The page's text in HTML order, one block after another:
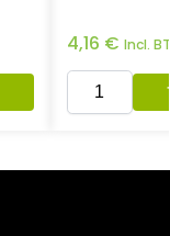
4,16 € Incl.